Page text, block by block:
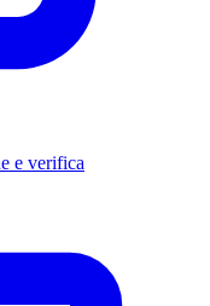
e verifica